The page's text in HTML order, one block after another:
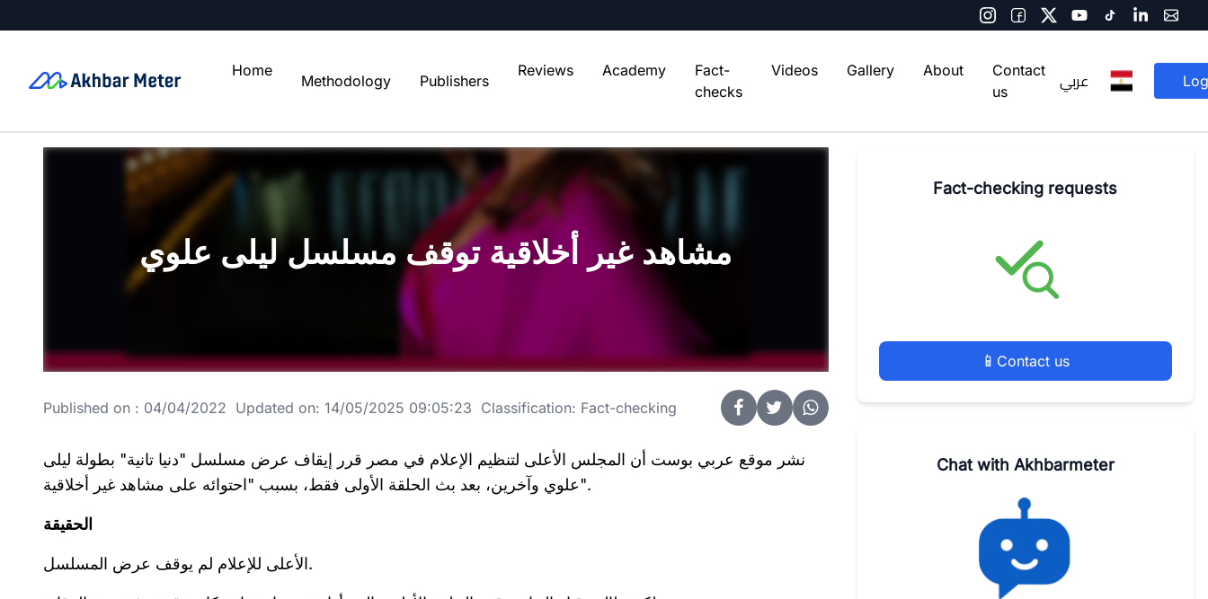
Home
Methodology Publishers
Reviews Academy
Fact-
checks
Videos Gallery About
Contact
us
عربي
مشاهد غير أخلاقية توقف مسلسل ليلى علوي
Published on : 04/04/2022 Updated on: 14/05/2025 09:05:23 Classification: Fact-checking
نشر موقع عربي بوست أن المجلس الأعلى لتنظيم الإعلام في مصر قرر إيقاف عرض مسلسل "دنيا تانية" بطولة ليلى
علوي وآخرين، بعد بث الحلقة الأولى فقط، بسبب "احتوائه على مشاهد غير أخلاقية".
الحقيقة
الأعلى للإعلام لم يوقف عرض المسلسل.
Fact-checking requests
📱 Contact us
Chat with Akhbarmeter